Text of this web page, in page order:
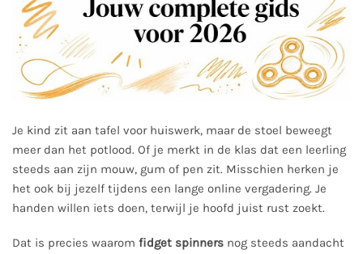
Je kind zit aan tafel voor huiswerk, maar de stoel beweegt
meer dan het potlood. Of je merkt in de klas dat een leerling
steeds aan zijn mouw, gum of pen zit. Misschien herken je
het ook bij jezelf tijdens een lange online vergadering. Je
handen willen iets doen, terwijl je hoofd juist rust zoekt.
Dat is precies waarom fidget spinners nog steeds aandacht